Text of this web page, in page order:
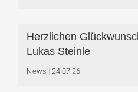
Herzlichen
Lukas Steinle
News 24.07.26